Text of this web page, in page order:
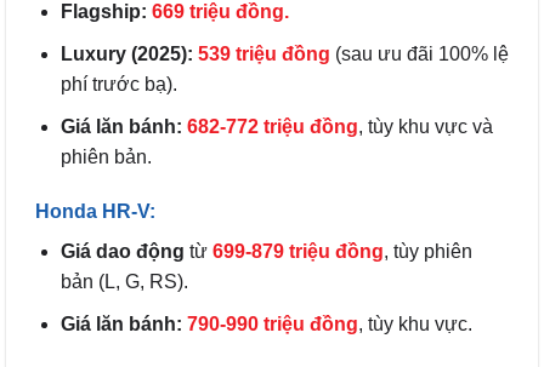
Flagship: 669 triệu đồng.
Luxury (2025): 539 triệu đồng (sau ưu đãi 100% lệ
phí trước bạ).
Giá lăn bánh: 682-772 triệu đồng, tùy khu vực và
phiên bản.
Honda HR-V:
Giá dao động từ 699-879 triệu đồng, tùy phiên
bản (L, G, RS).
Giá lăn bánh: 790-990 triệu đồng, tùy khu vực.